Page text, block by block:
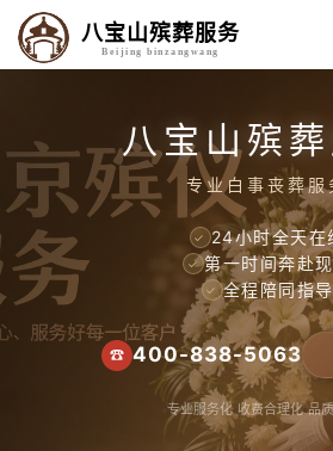
八宝山殡葬服务
Beijing binzangwang
八宝山殡
专业白事丧葬服
✓ 24小时全天在
✓ 第一时间奔赴
✓ 全程陪同指导
☎ 400-838-5063
专业服务化 收费合理化 品